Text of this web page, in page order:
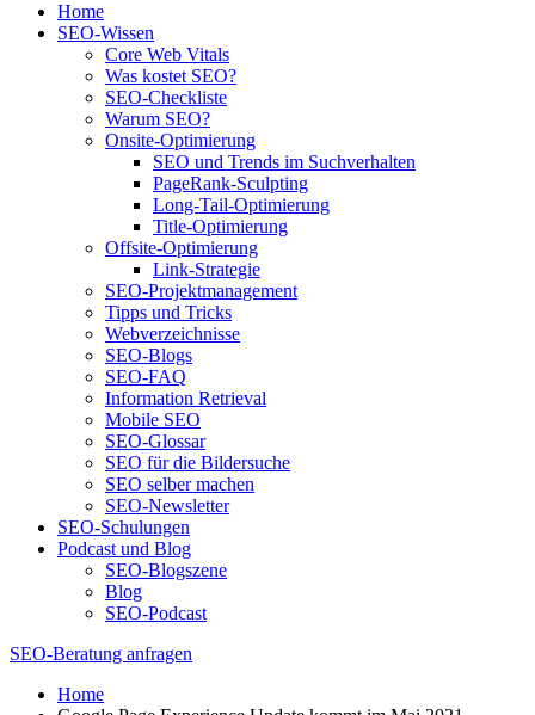
Home
SEO-Wissen
Core Web Vitals
Was kostet SEO?
SEO-Checkliste
Warum SEO?
Onsite-Optimierung
SEO und Trends im Suchverhalten
PageRank-Sculpting
Long-Tail-Optimierung
Title-Optimierung
Offsite-Optimierung
Link-Strategie
SEO-Projektmanagement
Tipps und Tricks
Webverzeichnisse
SEO-Blogs
SEO-FAQ
Information Retrieval
Mobile SEO
SEO-Glossar
SEO für die Bildersuche
SEO selber machen
SEO-Newsletter
SEO-Schulungen
Podcast und Blog
SEO-Blogszene
Blog
SEO-Podcast
SEO-Beratung anfragen
Home